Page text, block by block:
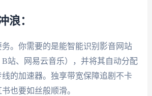
浪：
。你需要的是能智能识别影音网站
B站、网易云音乐），并将其自动分配
的加速器。独享带宽保障追剧不卡
也要如丝般顺滑。